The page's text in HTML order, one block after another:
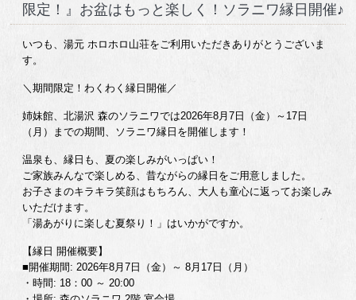
限定！』お盆はもっと楽しく！ソラニワ縁日開催♪
いつも、湯元 ホロホロ山荘をご利用いただきありがとうございま
す。
＼期間限定！わくわく縁日開催／
姉妹館、北湯沢 森のソラニワでは2026年8月7日（金）～17日
（月）までの期間、ソラニワ縁日を開催します！
温泉も、縁日も、夏の楽しみがいっぱい！
ご家族みんなで楽しめる、昔ながらの縁日をご用意しました。
お子さまのキラキラ笑顔はもちろん、大人も童心に返ってお楽しみ
いただけます。
「湯あがりに楽しむ夏祭り！」はいかがですか。
【縁日 開催概要】
■開催期間: 2026年8月7日（金）～ 8月17日（月）
・時間: 18：00 ～ 20:00